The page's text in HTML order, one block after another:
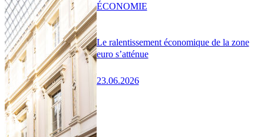
Le ralentissement économique de la zone
euro s’atténue
23.06.2026
ÉCONOMIE